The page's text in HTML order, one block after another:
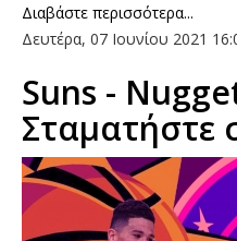
Διαβάστε περισσότερα...
Δευτέρα, 07 Ιουνίου 2021
Suns -
Σταματήστε